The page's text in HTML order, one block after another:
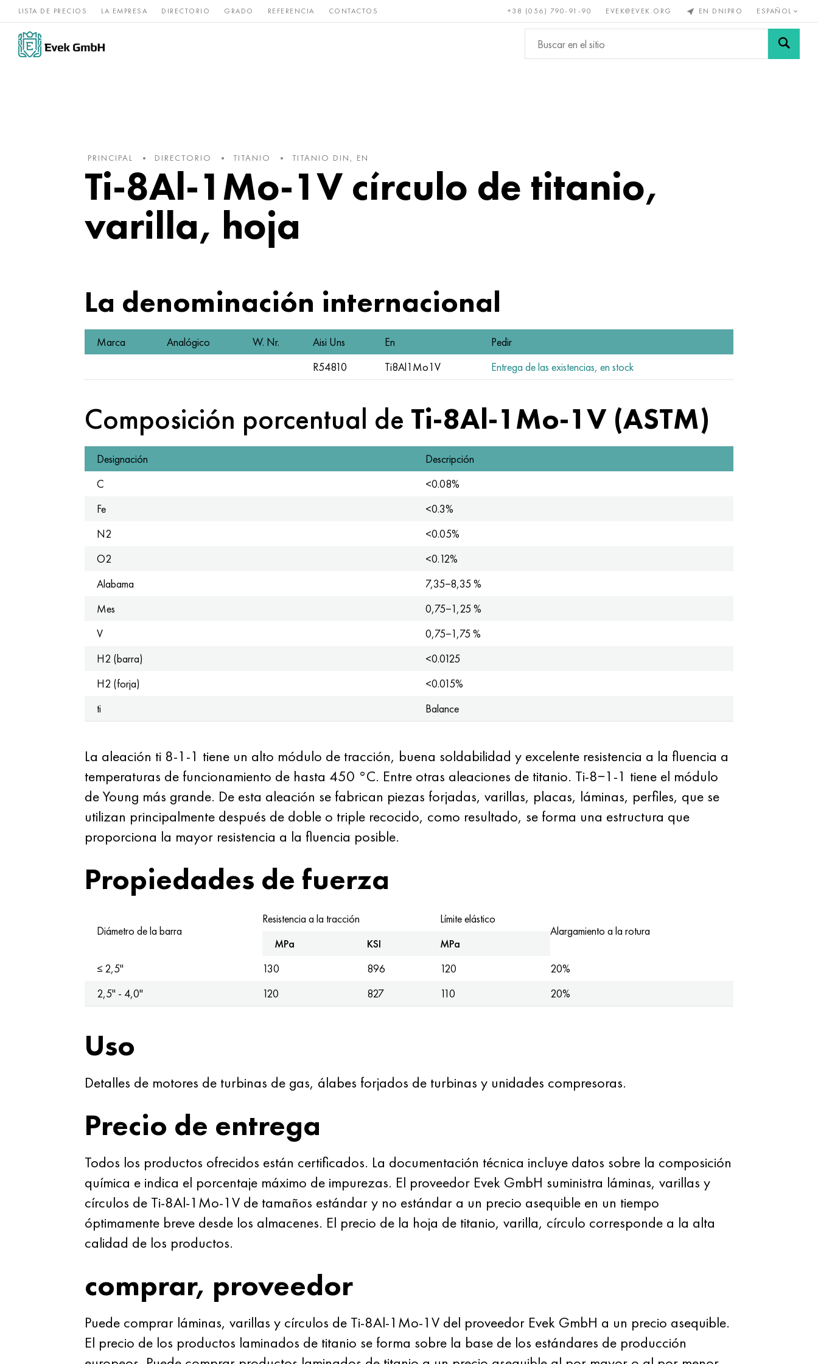
LISTA DE PRECIOS LA EMPRESA DIRECTORIO GRADO REFERENCIA CONTACTOS +38 (056) 790-91-90 EVEK@EVEK.ORG EN DNIPRO ESPAÑOL
Aleaciones de
níquel
acero Raro y Bronce, cobre, Metales no
ferrosos
Aleación de Mallas y
PRINCIPAL DIRECTORIO TITANIO TITANIO DIN, EN
Ti-8Al-1Mo-1V círculo de titanio,
varilla, hoja
La denominación internacional
Marca Analógico W. Nr. Aisi Uns En
Pedir
R54810
Ti8Al1Mo1V Entrega de las existencias, en stock
Composición porcentual de Ti-8Al-1Mo-1V (ASTM)
Designación
Descripción
C
<0.08%
Fe
<0.3%
N2
<0.05%
O2
<0.12%
Alabama
7,35−8,35 %
Mes
0,75−1,25 %
V
0,75−1,75 %
H2 (barra)
<0.0125
H2 (forja)
<0.015%
ti
Balance
La aleación ti 8-1-1 tiene un alto módulo de tracción, buena soldabilidad y excelente resistencia a la fluencia a
temperaturas de funcionamiento de hasta 450 °C. Entre otras aleaciones de titanio. Ti-8−1-1 tiene el módulo
de Young más grande. De esta aleación se fabrican piezas forjadas, varillas, placas, láminas, perfiles, que se
utilizan principalmente después de doble o triple recocido, como resultado, se forma una estructura que
proporciona la mayor resistencia a la fluencia posible.
Propiedades de fuerza
Diámetro de la barra
Resistencia a la tracción
Límite elástico
Alargamiento a la rotura
MPa
KSI
MPa
≤ 2,5"
130 896 120
20%
2,5" - 4,0"
120 827 110 20%
Uso
Detalles de motores de turbinas de gas, álabes forjados de turbinas y unidades compresoras.
Precio de entrega
Todos los productos ofrecidos están certificados. La documentación técnica incluye datos sobre la composición
química e indica el porcentaje máximo de impurezas. El proveedor Evek GmbH suministra láminas, varillas y
círculos de Ti-8Al-1Mo-1V de tamaños estándar y no estándar a un precio asequible en un tiempo
óptimamente breve desde los almacenes. El precio de la hoja de titanio, varilla, círculo corresponde a la alta
calidad de los productos.
comprar, proveedor
Puede comprar láminas, varillas y círculos de Ti-8Al-1Mo-1V del proveedor Evek GmbH a un precio asequible.
El precio de los productos laminados de titanio se forma sobre la base de los estándares de producción